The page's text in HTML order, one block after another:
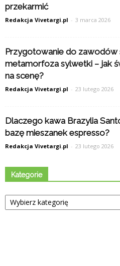
przekarmić
Redakcja Vivetargi.pl - 3 marca 2026
Przygotowanie do
metamorfoza sylwetki – jak
na scenę?
Redakcja Vivetargi.pl - 23 lutego 2026
Dlaczego kawa Brazylia
bazę mieszanek espresso?
Redakcja Vivetargi.pl - 23 lutego 2026
Kategorie
Kategorie